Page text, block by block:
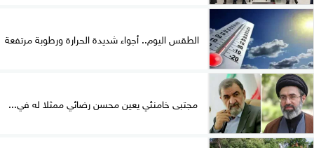
الطقس اليوم.. أجواء شديدة الحرارة ورطوبة مرتفعة
مجتبى خامنئي يعين محسن رضائي ممثلا له في...